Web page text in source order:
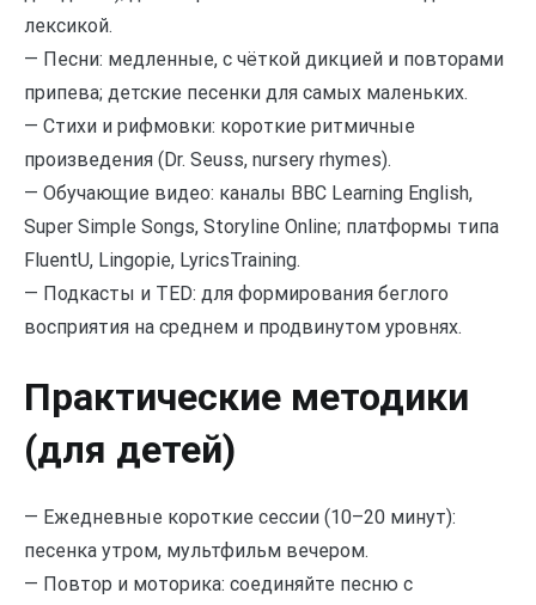
лексикой.
— Песни: медленные, с чёткой дикцией и повторами
припева; детские песенки для самых маленьких.
— Стихи и рифмовки: короткие ритмичные
произведения (Dr. Seuss, nursery rhymes).
— Обучающие видео: каналы BBC Learning English,
Super Simple Songs, Storyline Online; платформы типа
FluentU, Lingopie, LyricsTraining.
— Подкасты и TED: для формирования беглого
восприятия на среднем и продвинутом уровнях.
Практические методики
(для детей)
— Ежедневные короткие сессии (10–20 минут):
песенка утром, мультфильм вечером.
— Повтор и моторика: соединяйте песню с